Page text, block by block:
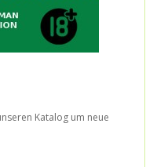
Katalog um neue